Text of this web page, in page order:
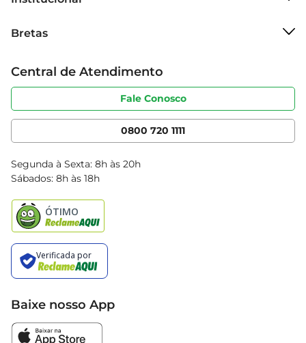
Grupo Cencosud
Sobre privacidade
Portal do fornecedor
Cencosud Media
Bretas
Produtos Bretas
Código de ética
Serviços
Clube Bretas
Blog Bretas
Black Friday
Central de Atendimento
Fale Conosco
0800 720 1111
Segunda à Sexta: 8h às 20h
Sábados: 8h às 18h
Baixe nosso App